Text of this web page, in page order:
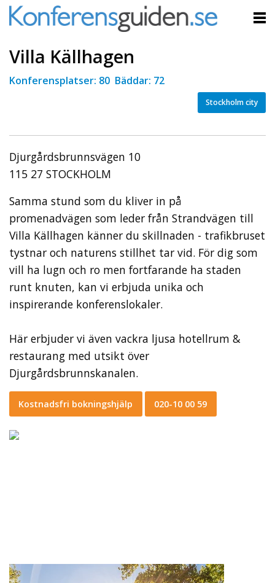
Villa Källhagen
Konferensplatser: 80 Bäddar: 72
Stockholm city
Djurgårdsbrunnsvägen 10
115 27 STOCKHOLM
Samma stund som du kliver in på
promenadvägen som leder från Strandvägen till
Villa Källhagen känner du skillnaden - trafikbruset
tystnar och naturens stillhet tar vid. För dig som
vill ha lugn och ro men fortfarande ha staden
runt knuten, kan vi erbjuda unika och
inspirerande konferenslokaler.
Här erbjuder vi även vackra ljusa hotellrum &
restaurang med utsikt över
Djurgårdsbrunnskanalen.
Kostnadsfri bokningshjälp 020-10 00 59